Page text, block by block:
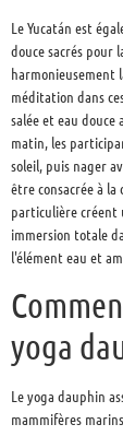
Le Yucatán est
douce sacrés pour
harmonieusement
méditation dans
salée et eau
matin, les
soleil, puis nager
être consacrée à
particulière créent
immersion totale
l'élément eau et
yoga
Le yoga dauphin
mammifères